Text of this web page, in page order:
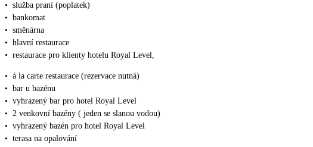
• služba praní (poplatek)
• bankomat
• směnárna
• hlavní restaurace
• restaurace pro klienty hotelu Royal Level,
• á la carte restaurace (rezervace nutná)
• bar u bazénu
• vyhrazený bar pro hotel Royal Level
• 2 venkovní bazény ( jeden se slanou vodou)
• vyhrazený bazén pro hotel Royal Level
• terasa na opalování